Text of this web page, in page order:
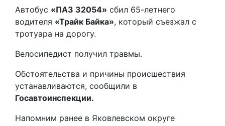
Автобус «ПАЗ 32054» сбил 65-летнего
водителя «Трайк Байка», который съезжал с
тротуара на дорогу.
Велосипедист получил травмы.
Обстоятельства и причины происшествия
устанавливаются, сообщили в
Госавтоинспекции.
Напомним ранее в Яковлевском округе